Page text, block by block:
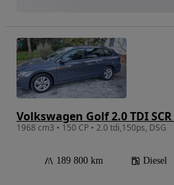
Volkswagen Golf 2.0 TDI
1968 cm3 • 150 CP • 2.0 tdi,150ps, DSG
189 800 km Diesel